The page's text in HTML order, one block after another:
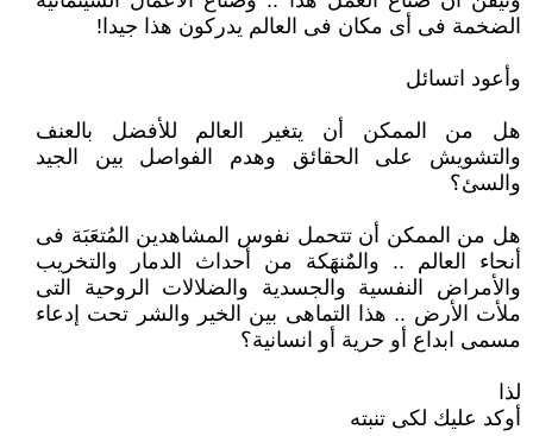
الضخمة فى أى مكان فى العالم يدركون هذا جيدا!
وأعود اتسائل
هل من الممكن أن يتغير العالم للأفضل بالعنف
والتشويش على الحقائق وهدم الفواصل بين الجيد
والسئ؟
هل من الممكن أن تتحمل نفوس المشاهدين المُتعَبَة فى
أنحاء العالم .. والمٌنهَكة من أحداث الدمار والتخريب
والأمراض النفسية والجسدية والضلالات الروحية التى
ملأت الأرض .. هذا التماهى بين الخير والشر تحت إدعاء
مسمى ابداع أو حرية أو انسانية؟
لذا
أوكد عليك لكى تنبته